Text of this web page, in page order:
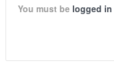
You must be logged in